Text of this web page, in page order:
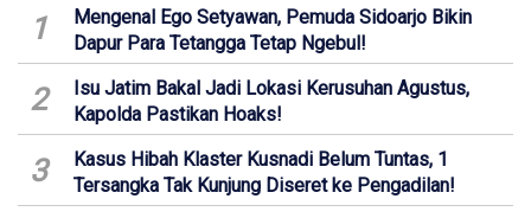
1
Mengenal Ego Setyawan, Pemuda Sidoarjo Bikin
Dapur Para Tetangga Tetap Ngebul!
2
Isu Jatim Bakal Jadi Lokasi Kerusuhan Agustus,
Kapolda Pastikan Hoaks!
3
Kasus Hibah Klaster Kusnadi Belum Tuntas, 1
Tersangka Tak Kunjung Diseret ke Pengadilan!